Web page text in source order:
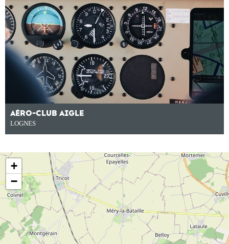
AÉRO-CLUB AIGLE
LOGNES
+
−